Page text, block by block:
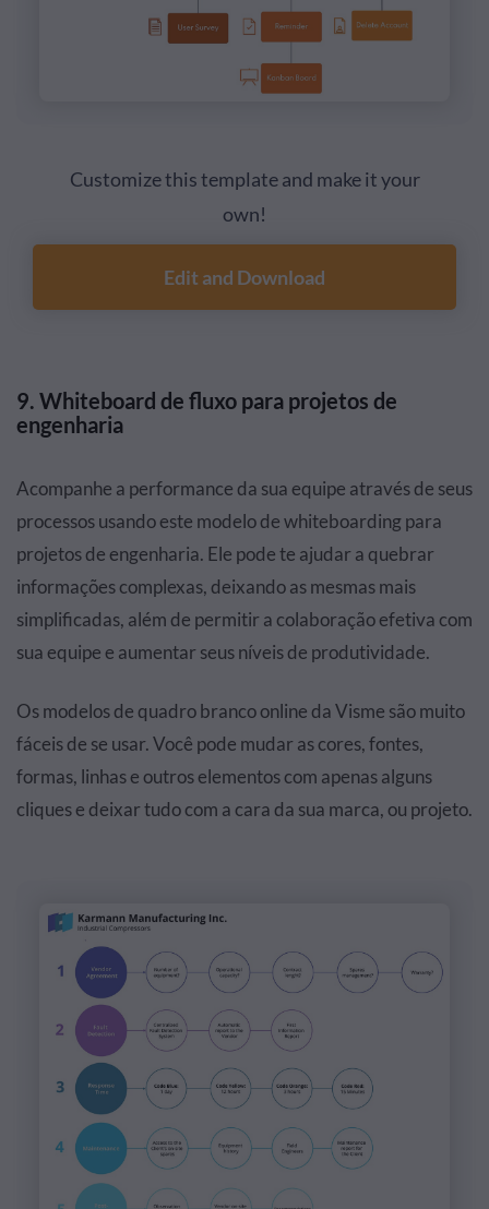
Customize this template and make it your
own!
Edit and Download
9. Whiteboard de fluxo para projetos de
engenharia
Acompanhe a performance da sua equipe através de seus
processos usando este modelo de whiteboarding para
projetos de engenharia. Ele pode te ajudar a quebrar
informações complexas, deixando as mesmas mais
simplificadas, além de permitir a colaboração efetiva com
sua equipe e aumentar seus níveis de produtividade.
Os modelos de quadro branco online da Visme são muito
fáceis de se usar. Você pode mudar as cores, fontes,
formas, linhas e outros elementos com apenas alguns
cliques e deixar tudo com a cara da sua marca, ou projeto.